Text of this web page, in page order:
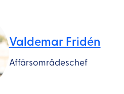
Valdemar Fridén
Affärsområdeschef